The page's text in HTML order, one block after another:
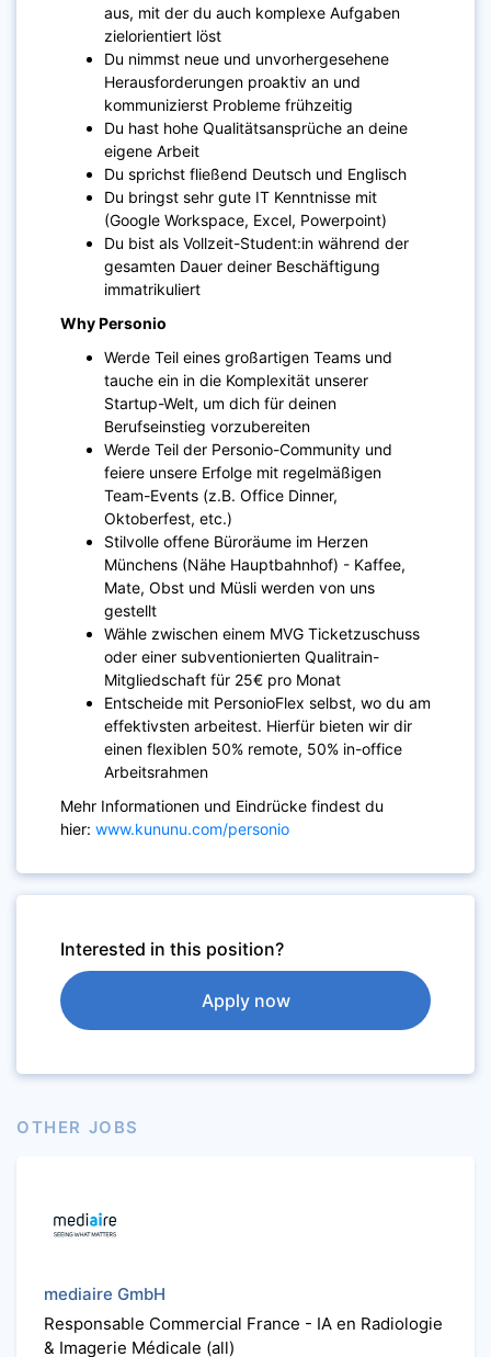
aus, mit der du auch komplexe Aufgaben
zielorientiert löst
Du nimmst neue und unvorhergesehene
Herausforderungen proaktiv an und
kommunizierst Probleme frühzeitig
Du hast hohe Qualitätsansprüche an deine
eigene Arbeit
Du sprichst fließend Deutsch und Englisch
Du bringst sehr gute IT Kenntnisse mit
(Google Workspace, Excel, Powerpoint)
Du bist als Vollzeit-Student:in während der
gesamten Dauer deiner Beschäftigung
immatrikuliert
Why Personio
Werde Teil eines großartigen Teams und
tauche ein in die Komplexität unserer
Startup-Welt, um dich für deinen
Berufseinstieg vorzubereiten
Werde Teil der Personio-Community und
feiere unsere Erfolge mit regelmäßigen
Team-Events (z.B. Office Dinner,
Oktoberfest, etc.)
Stilvolle offene Büroräume im Herzen
Münchens (Nähe Hauptbahnhof) - Kaffee,
Mate, Obst und Müsli werden von uns
gestellt
Wähle zwischen einem MVG Ticketzuschuss
oder einer subventionierten Qualitrain-
Mitgliedschaft für 25€ pro Monat
Entscheide mit PersonioFlex selbst, wo du am
effektivsten arbeitest. Hierfür bieten wir dir
einen flexiblen 50% remote, 50% in-office
Arbeitsrahmen
Mehr Informationen und Eindrücke findest du
hier: www.kununu.com/personio
Interested in this position?
Apply now
OTHER JOBS
mediaire GmbH
Responsable Commercial France - IA en Radiologie
& Imagerie Médicale (all)